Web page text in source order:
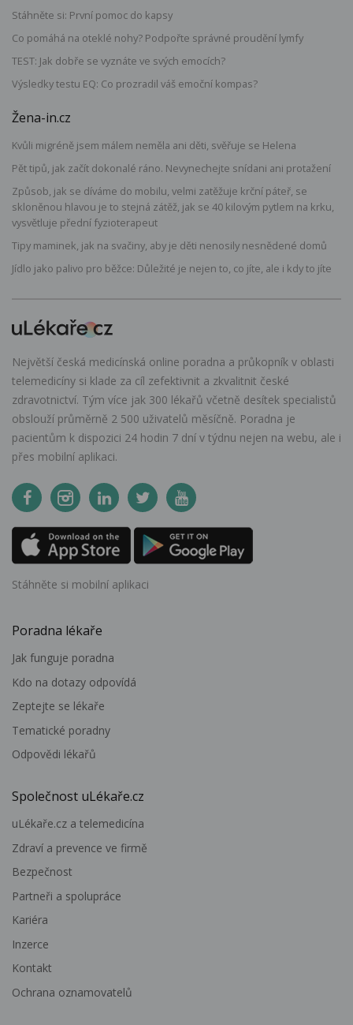
Stáhněte si: První pomoc do kapsy
Co pomáhá na oteklé nohy? Podpořte správné proudění lymfy
TEST: Jak dobře se vyznáte ve svých emocích?
Výsledky testu EQ: Co prozradil váš emoční kompas?
Žena-in.cz
Kvůli migréně jsem málem neměla ani děti, svěřuje se Helena
Pět tipů, jak začít dokonalé ráno. Nevynechejte snídani ani protažení
Způsob, jak se díváme do mobilu, velmi zatěžuje krční páteř, se
skloněnou hlavou je to stejná zátěž, jak se 40 kilovým pytlem na krku,
vysvětluje přední fyzioterapeut
Tipy maminek, jak na svačiny, aby je děti nenosily nesnědené domů
Jídlo jako palivo pro běžce: Důležité je nejen to, co jíte, ale i kdy to jíte
Největší česká medicínská online poradna a průkopník v oblasti
telemedicíny si klade za cíl zefektivnit a zkvalitnit české
zdravotnictví. Tým více jak 300 lékařů včetně desítek specialistů
obslouží průměrně 2 500 uživatelů měsíčně. Poradna je
pacientům k dispozici 24 hodin 7 dní v týdnu nejen na webu, ale i
přes mobilní aplikaci.
Stáhněte si mobilní aplikaci
Poradna lékaře
Jak funguje poradna
Kdo na dotazy odpovídá
Zeptejte se lékaře
Tematické poradny
Odpovědi lékařů
Společnost uLékaře.cz
uLékaře.cz a telemedicína
Zdraví a prevence ve firmě
Bezpečnost
Partneři a spolupráce
Kariéra
Inzerce
Kontakt
Ochrana oznamovatelů